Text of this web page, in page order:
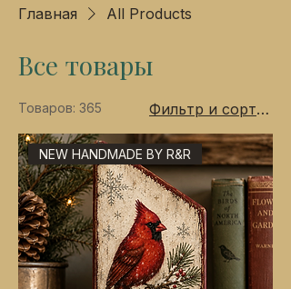
Главная All Products
Все товары
Товаров: 365 Фильтр и
NEW HANDMADE BY R&R